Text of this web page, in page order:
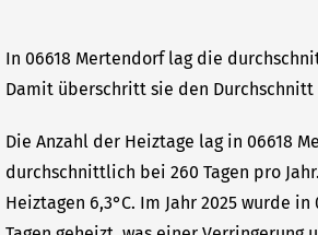
In 06618 Mertendorf lag die
Damit überschritt sie den Durchschnitt
Die Anzahl der Heiztage lag in 06618
durchschnittlich bei 260 Tagen pro
Heiztagen 6,3°C. Im Jahr 2025 wurde